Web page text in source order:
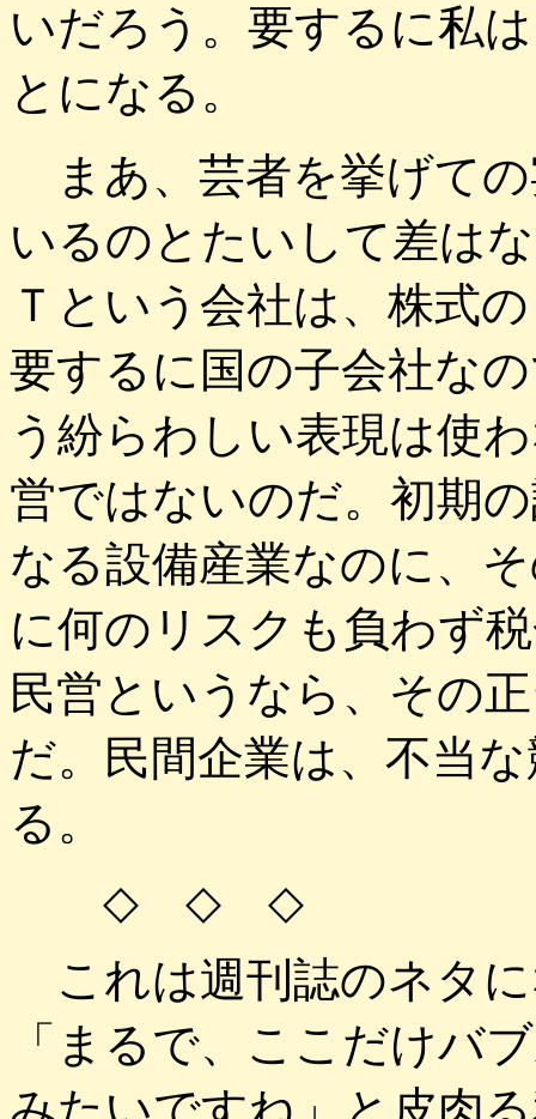
いだろう。要するに私
とになる。
まあ、芸者を挙げて
いるのとたいして差は
Ｔという会社は、株式
要するに国の子会社な
う紛らわしい表現は使
営ではないのだ。初期
なる設備産業なのに、
に何のリスクも負わず
民営というなら、その
だ。民間企業は、不当
る。
◇ ◇ ◇
これは週刊誌のネタ
「まるで、ここだけバ